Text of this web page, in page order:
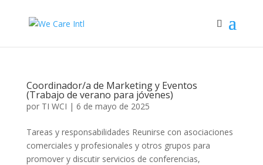
Coordinador/a de Marketing y Eventos
(Trabajo de verano para jóvenes)
por TI WCI | 6 de mayo de 2025
Tareas y responsabilidades Reunirse con asociaciones
comerciales y profesionales y otros grupos para
promover y discutir servicios de conferencias,